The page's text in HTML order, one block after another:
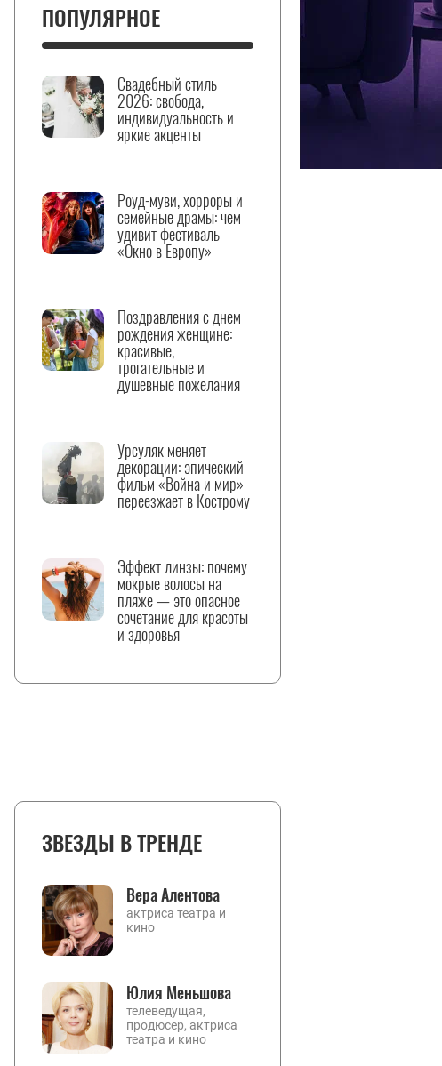
ПОПУЛЯРНОЕ
Свадебный стиль
2026: свобода,
индивидуальность и
яркие акценты
Роуд-муви, хорроры и
семейные драмы: чем
удивит фестиваль
«Окно в Европу»
Поздравления с днем
рождения женщине:
красивые,
трогательные и
душевные пожелания
Урсуляк меняет
декорации: эпический
фильм «Война и мир»
переезжает в Кострому
Эффект линзы: почему
мокрые волосы на
пляже — это опасное
сочетание для красоты
и здоровья
ЗВЕЗДЫ В ТРЕНДЕ
Вера Алентова
актриса театра и
кино
Юлия Меньшова
телеведущая,
продюсер, актриса
театра и кино